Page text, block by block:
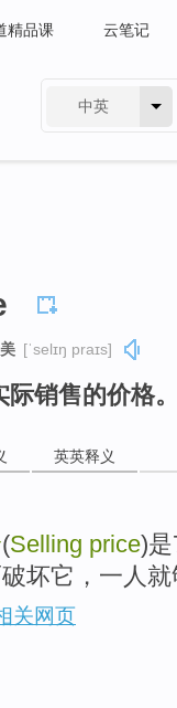
精品课 云笔记
中英
美 [ˈselɪŋ praɪs]
际销售的价格
英英释义
(Selling price)
坏它，一人
关网页